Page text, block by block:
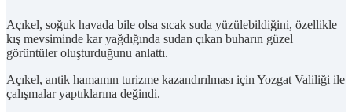
Açıkel, soğuk havada bile olsa sıcak suda yüzülebildiğini, özellikle
kış mevsiminde kar yağdığında sudan çıkan buharın güzel
görüntüler oluşturduğunu anlattı.
Açıkel, antik hamamın turizme kazandırılması için Yozgat Valiliği ile
çalışmalar yaptıklarına değindi.